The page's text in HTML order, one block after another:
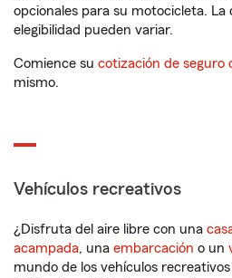
opcionales para su motocicleta. La
elegibilidad pueden variar.
Comience su cotización de seguro
mismo.
Vehículos recreativos
¿Disfruta del aire libre con una
acampada, una embarcación o un
mundo de los vehículos